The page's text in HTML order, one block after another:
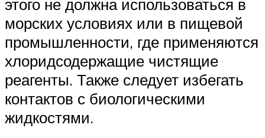
этого не должна использоваться в
морских условиях или в пищевой
промышленности, где применяются
хлоридсодержащие чистящие
реагенты. Также следует избегать
контактов с биологическими
жидкостями.